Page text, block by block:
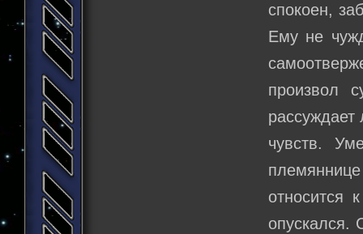
спокоен,
Ему не
произвол
рассуждает
чувств.
относится
опускался.